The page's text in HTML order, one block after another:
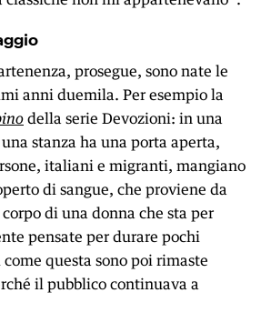
prosegue, sono nate le
anni duemila. Per esempio la
della serie Devozioni: in una
stanza ha una porta aperta,
italiani e migranti, mangiano
di sangue, che proviene da
di una donna che sta per
pensate per durare pochi
questa sono poi rimaste
il pubblico continuava a